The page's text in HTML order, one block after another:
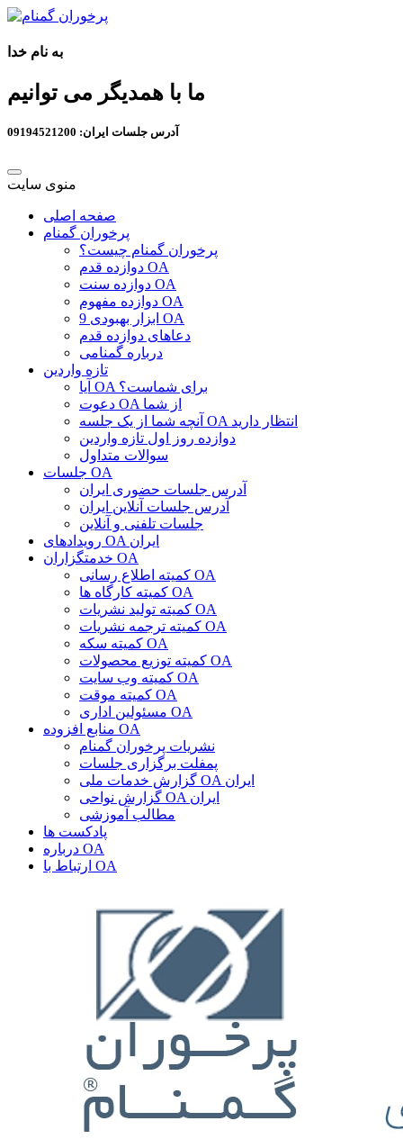
به نام خدا
ما با همدیگر می توانیم
آدرس جلسات ایران: 09194521200
منوی سایت
صفحه اصلی
پرخوران گمنام
پرخوران گمنام چیست؟
دوازده قدم OA
دوازده سنت OA
دوازده مفهوم OA
9 ابزار بهبودی OA
دعاهای دوازده قدم
درباره گمنامی
تازه واردین
آیا OA برای شماست؟
دعوت OA از شما
آنچه شما از یک جلسه OA انتظار دارید
دوازده روز اول تازه واردین
سوالات متداول
جلسات OA
آدرس جلسات حضوری ایران
آدرس جلسات آنلاین ایران
جلسات تلفنی و آنلاین
رویدادهای OA ایران
خدمتگزاران OA
کمیته اطلاع رسانی OA
کمیته کارگاه ها OA
کمیته تولید نشریات OA
کمیته ترجمه نشریات OA
کمیته سکه OA
کمیته توزیع محصولات OA
کمیته وب سایت OA
کمیته موقت OA
مسئولین اداری OA
منابع افزوده OA
نشریات پرخوران گمنام
پمفلت برگزاری جلسات
گزارش خدمات ملی OA ایران
گزارش نواحی OA ایران
مطالب آموزشی
پادکست ها
درباره OA
ارتباط با OA